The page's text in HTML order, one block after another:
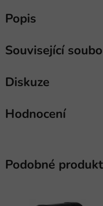
Popis
Související
Diskuze
Hodnocení
Podobné